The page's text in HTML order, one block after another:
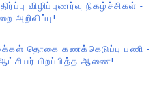
விழிப்புணர்வு நிகழ்ச்சிகள் -
அறிவிப்பு!
தொகை கணக்கெடுப்பு பணி -
ஆட்சியர் பிறப்பித்த ஆணை!